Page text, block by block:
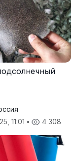
11:01 • 4 308